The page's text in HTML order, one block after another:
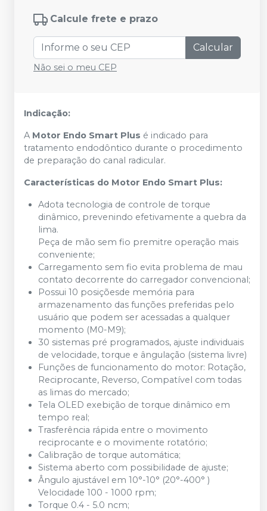
Calcule frete e prazo
Calcular
Não sei o meu CEP
Indicação:
A Motor Endo Smart Plus é indicado para
tratamento endodôntico durante o procedimento
de preparação do canal radicular.
Características do Motor Endo Smart Plus:
Adota tecnologia de controle de torque
dinâmico, prevenindo efetivamente a quebra da
lima.
Peça de mão sem fio premitre operação mais
conveniente;
Carregamento sem fio evita problema de mau
contato decorrente do carregador convencional;
Possui 10 posiçõesde memória para
armazenamento das funções preferidas pelo
usuário que podem ser acessadas a qualquer
momento (M0-M9);
30 sistemas pré programados, ajuste individuais
de velocidade, torque e ângulação (sistema livre)
Funções de funcionamento do motor: Rotação,
Reciprocante, Reverso, Compatível com todas
as limas do mercado;
Tela OLED exebição de torque dinâmico em
tempo real;
Trasferência rápida entre o movimento
reciprocante e o movimente rotatório;
Calibração de torque automática;
Sistema aberto com possibilidade de ajuste;
Ângulo ajustável em 10°-10° (20°-400° )
Velocidade 100 - 1000 rpm;
Torque 0.4 - 5.0 ncm;